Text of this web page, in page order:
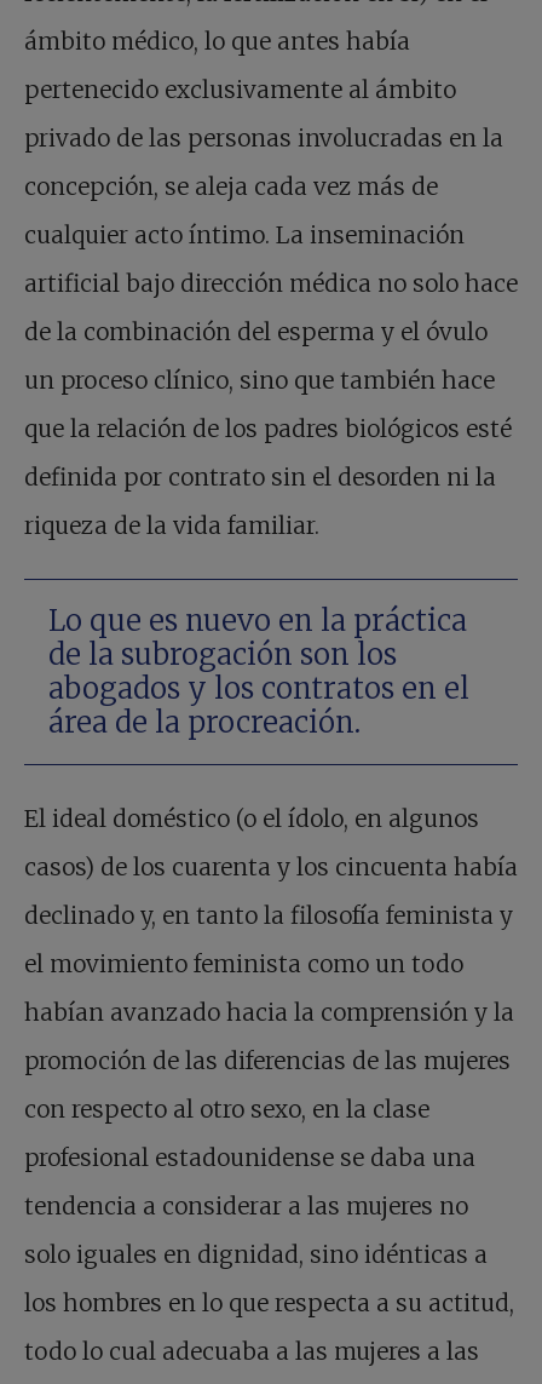
ámbito médico, lo que antes había
pertenecido exclusivamente al ámbito
privado de las personas involucradas en la
concepción, se aleja cada vez más de
cualquier acto íntimo. La inseminación
artificial bajo dirección médica no solo hace
de la combinación del esperma y el óvulo
un proceso clínico, sino que también hace
que la relación de los padres biológicos esté
definida por contrato sin el desorden ni la
riqueza de la vida familiar.
Lo que es nuevo en la práctica
de la subrogación son los
abogados y los contratos en el
área de la procreación.
El ideal doméstico (o el ídolo, en algunos
casos) de los cuarenta y los cincuenta había
declinado y, en tanto la filosofía feminista y
el movimiento feminista como un todo
habían avanzado hacia la comprensión y la
promoción de las diferencias de las mujeres
con respecto al otro sexo, en la clase
profesional estadounidense se daba una
tendencia a considerar a las mujeres no
solo iguales en dignidad, sino idénticas a
los hombres en lo que respecta a su actitud,
todo lo cual adecuaba a las mujeres a las